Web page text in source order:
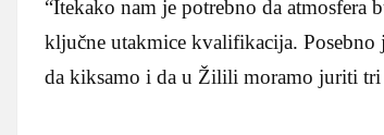
“Itekako nam je potrebno da
ključne utakmice kvalifikacija.
da kiksamo i da u Žilili moramo juriti tri